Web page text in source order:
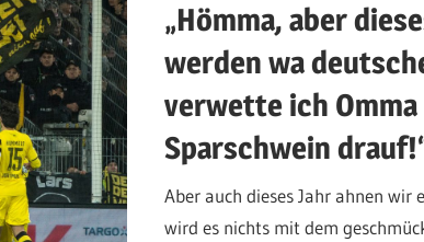
„Hömma, aber
werden wa
verwette ich
Sparschwein
Aber auch dieses Jahr ahnen wir
wird es nichts mit dem